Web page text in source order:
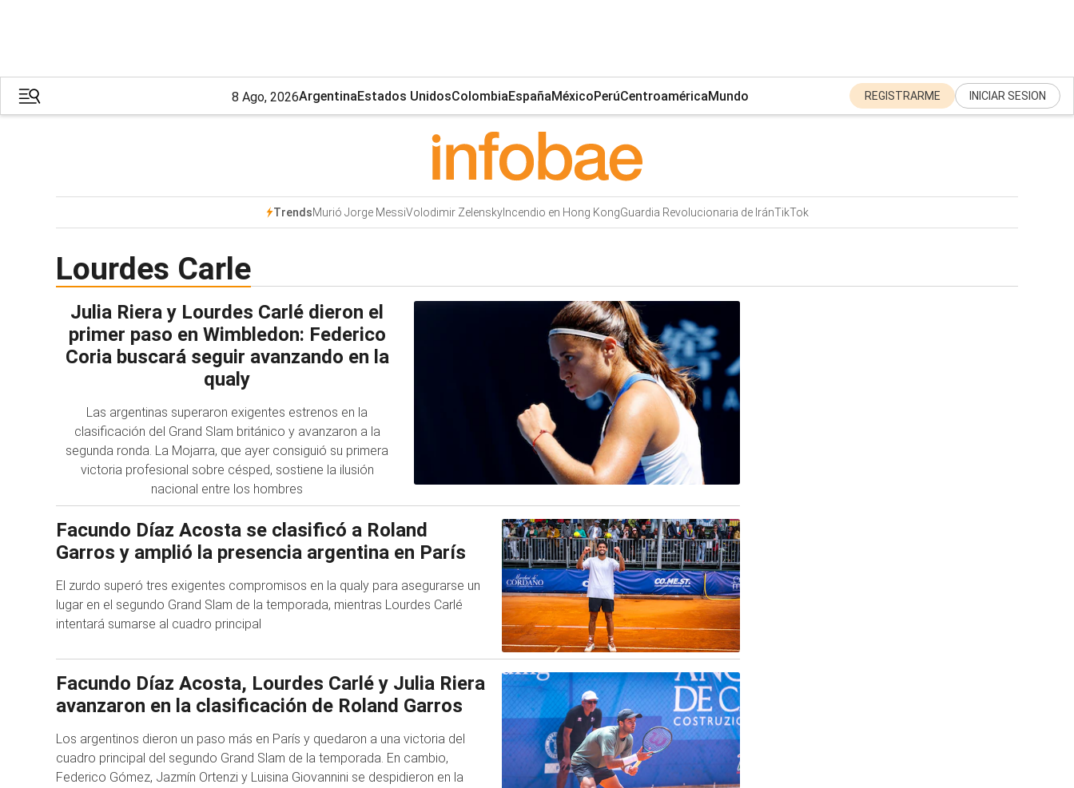
8 Ago, 2026ArgentinaEstados UnidosColombiaEspañaMéxicoPerúCentroaméricaMundo REGISTRARME INICIAR SESION
TrendsMurió Jorge MessiVolodimir ZelenskyIncendio en Hong KongGuardia Revolucionaria de IránTikTok
Lourdes Carle
Julia Riera y Lourdes Carlé dieron el
primer paso en Wimbledon: Federico
Coria buscará seguir avanzando en la
qualy
Las argentinas superaron exigentes estrenos en la
clasificación del Grand Slam británico y avanzaron a la
segunda ronda. La Mojarra, que ayer consiguió su primera
victoria profesional sobre césped, sostiene la ilusión
nacional entre los hombres
Facundo Díaz Acosta se clasificó a Roland
Garros y amplió la presencia argentina en París
El zurdo superó tres exigentes compromisos en la qualy para asegurarse un
lugar en el segundo Grand Slam de la temporada, mientras Lourdes Carlé
intentará sumarse al cuadro principal
Facundo Díaz Acosta, Lourdes Carlé y Julia Riera
avanzaron en la clasificación de Roland Garros
Los argentinos dieron un paso más en París y quedaron a una victoria del
cuadro principal del segundo Grand Slam de la temporada. En cambio,
Federico Gómez, Jazmín Ortenzi y Luisina Giovannini se despidieron en la